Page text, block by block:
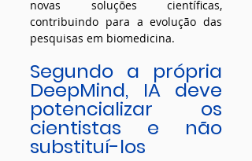
novas soluções científicas,
contribuindo para a evolução das
pesquisas em biomedicina.
Segundo a própria
DeepMind, IA deve
potencializar os
cientistas e não
substituí-los